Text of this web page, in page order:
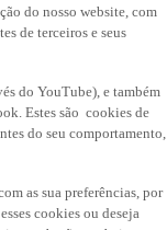
do nosso website, com
de terceiros e seus
do YouTube), e também
Estes são cookies de
do seu comportamento,
as sua preferências, por
cookies ou deseja